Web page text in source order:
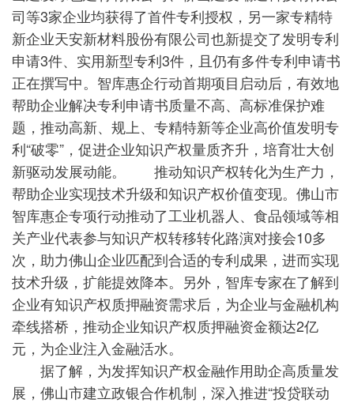
司等3家企业均获得了首件专利授权，另一家专精特
新企业天安新材料股份有限公司也新提交了发明专利
申请3件、实用新型专利3件，且仍有多件专利申请书
正在撰写中。智库惠企行动首期项目启动后，有效地
帮助企业解决专利申请书质量不高、高标准保护难
题，推动高新、规上、专精特新等企业高价值发明专
利“破零”，促进企业知识产权量质齐升，培育壮大创
新驱动发展动能。 推动知识产权转化为生产力，
帮助企业实现技术升级和知识产权价值变现。佛山市
智库惠企专项行动推动了工业机器人、食品领域等相
关产业代表参与知识产权转移转化路演对接会10多
次，助力佛山企业匹配到合适的专利成果，进而实现
技术升级，扩能提效降本。另外，智库专家在了解到
企业有知识产权质押融资需求后，为企业与金融机构
牵线搭桥，推动企业知识产权质押融资金额达2亿
元，为企业注入金融活水。
据了解，为发挥知识产权金融作用助企高质量发
展，佛山市建立政银合作机制，深入推进“投贷联动